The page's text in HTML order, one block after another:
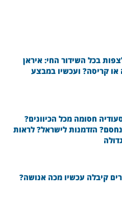
בכל השידור החי: איראן
קריסה? ועכשיו במבצע
חסומה מכל הכיוונים?
הזדמנות לישראל? לראות
קיבלה עכשיו מכה אנושה?